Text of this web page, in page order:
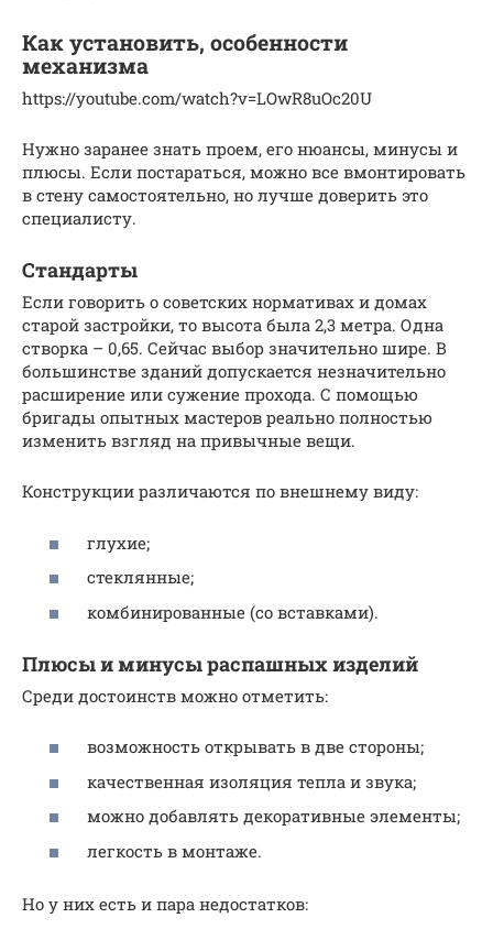
Как установить, особенности
механизма
https://youtube.com/watch?v=LOwR8uOc20U
Нужно заранее знать проем, его нюансы, минусы и
плюсы. Если постараться, можно все вмонтировать
в стену самостоятельно, но лучше доверить это
специалисту.
Стандарты
Если говорить о советских нормативах и домах
старой застройки, то высота была 2,3 метра. Одна
створка – 0,65. Сейчас выбор значительно шире. В
большинстве зданий допускается незначительно
расширение или сужение прохода. С помощью
бригады опытных мастеров реально полностью
изменить взгляд на привычные вещи.
Конструкции различаются по внешнему виду:
глухие;
стеклянные;
комбинированные (со вставками).
Плюсы и минусы распашных изделий
Среди достоинств можно отметить:
возможность открывать в две стороны;
качественная изоляция тепла и звука;
можно добавлять декоративные элементы;
легкость в монтаже.
Но у них есть и пара недостатков: